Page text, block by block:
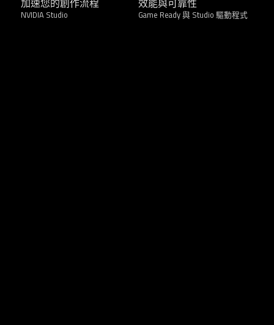
加速您的創作流程
NVIDIA Studio
效能與可靠性
Game Ready 與 Studio 驅動程式